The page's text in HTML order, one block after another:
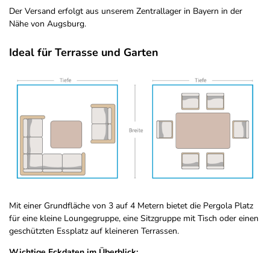
Der Versand erfolgt aus unserem Zentrallager in Bayern in der
Nähe von Augsburg.
Ideal für Terrasse und Garten
Mit einer Grundfläche von 3 auf 4 Metern bietet die Pergola Platz
für eine kleine Loungegruppe, eine Sitzgruppe mit Tisch oder einen
geschützten Essplatz auf kleineren Terrassen.